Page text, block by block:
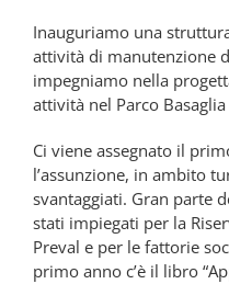
Inauguriamo una
attività di manutenzione
impegniamo nella
attività nel Parco
Ci viene assegnato il
l’assunzione, in ambito
svantaggiati. Gran parte
stati impiegati per la
Preval e per le fattorie
primo anno c’è il libro